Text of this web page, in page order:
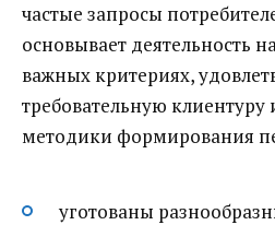
частые запросы
основывает деятельность
важных критериях,
требовательную
методики формирования
уготованы